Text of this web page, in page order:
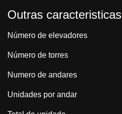
Outras caracteristicas
Número de elevadores
Número de torres
Numero de andares
Unidades por andar